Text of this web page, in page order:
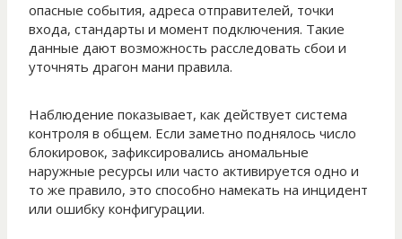
опасные события, адреса отправителей, точки
входа, стандарты и момент подключения. Такие
данные дают возможность расследовать сбои и
уточнять драгон мани правила.
Наблюдение показывает, как действует система
контроля в общем. Если заметно поднялось число
блокировок, зафиксировались аномальные
наружные ресурсы или часто активируется одно и
то же правило, это способно намекать на инцидент
или ошибку конфигурации.